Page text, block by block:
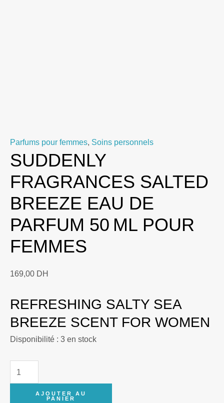
Parfums pour femmes, Soins personnels
SUDDENLY
FRAGRANCES SALTED
BREEZE EAU DE
PARFUM 50 ML POUR
FEMMES
169,00 DH
REFRESHING SALTY SEA
BREEZE SCENT FOR WOMEN
Disponibilité : 3 en stock
quantité
de
SuddenlyAJOUTER AU
PANIER